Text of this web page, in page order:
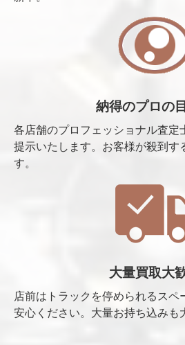
納得のプロの
各店舗のプロフェッショナル査定
提示いたします。お客様が殺到す
す。
大量買取大
店前はトラックを停められるスペ
安心ください。大量お持ち込みも